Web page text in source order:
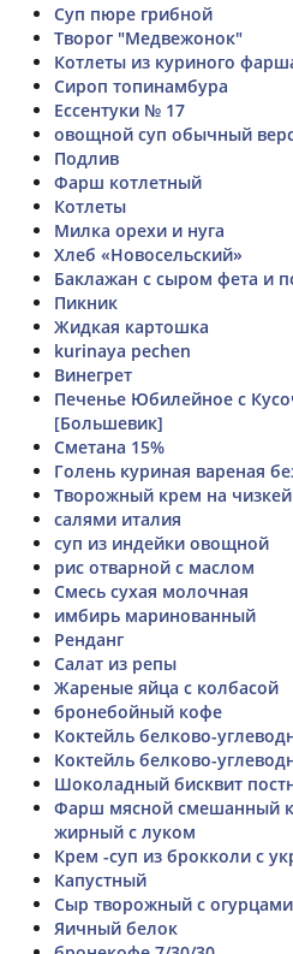
Cуп пюре грибной
Творог "Медвежонок"
Котлеты из куриного
Сироп топинамбура
Ессентуки № 17
овощной суп обычный
Подлив
Фарш котлетный
Котлеты
Милка орехи и нуга
Хлеб «Новосельский»
Баклажан с сыром фета и
Пикник
Жидкая картошка
kurinaya pechen
Винегрет
Печенье Юбилейное с
[Большевик]
Сметана 15%
Голень куриная вареная
Творожный крем на
салями италия
суп из индейки овощной
рис отварной с маслом
Смесь сухая молочная
имбирь маринованный
Ренданг
Салат из репы
Жареные яйца с колбасой
бронебойный кофе
Коктейль белково-
Коктейль белково-
Шоколадный бисквит
Фарш мясной смешанный
жирный с луком
Крем -суп из брокколи с
Капустный
Сыр творожный с огурцами
Яичный белок